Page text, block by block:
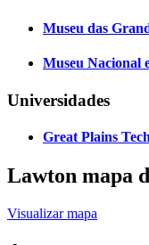
Museu das
Museu Nacional
Universidades
Great Plains
Lawton mapa
Visualizar mapa